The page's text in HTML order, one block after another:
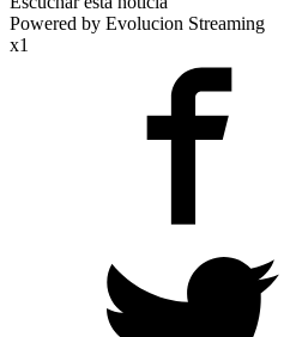
Powered by Evolucion Streaming
x1